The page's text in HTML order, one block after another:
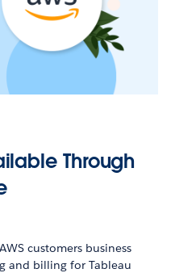
Through
customers business
and billing for Tableau